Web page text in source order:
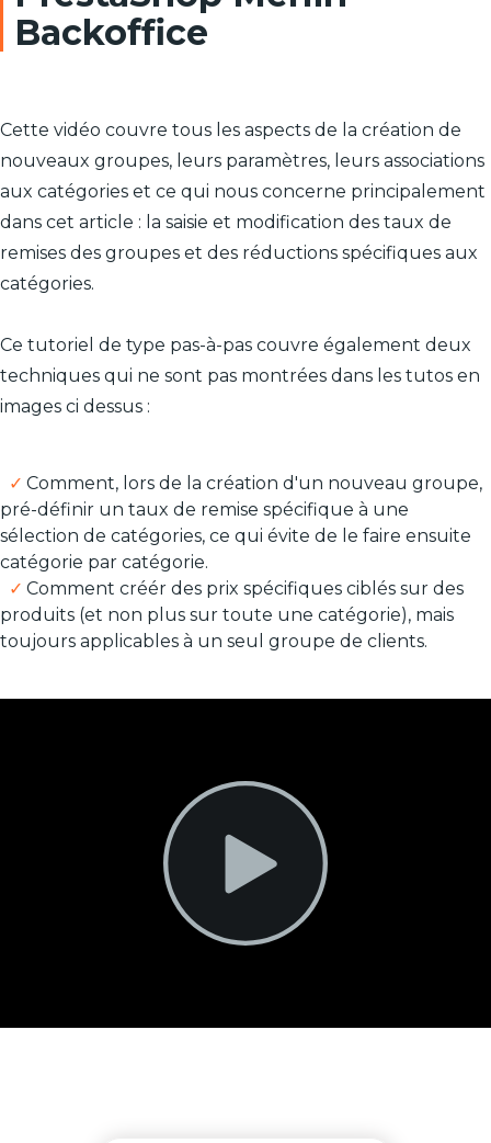
Backoffice
Cette vidéo couvre tous les aspects de la création de
nouveaux groupes, leurs paramètres, leurs associations
aux catégories et ce qui nous concerne principalement
dans cet article : la saisie et modification des taux de
remises des groupes et des réductions spécifiques aux
catégories.
Ce tutoriel de type pas-à-pas couvre également deux
techniques qui ne sont pas montrées dans les tutos en
images ci dessus :
Comment, lors de la création d'un nouveau groupe,
pré-définir un taux de remise spécifique à une
sélection de catégories, ce qui évite de le faire ensuite
catégorie par catégorie.
Comment créér des prix spécifiques ciblés sur des
produits (et non plus sur toute une catégorie), mais
toujours applicables à un seul groupe de clients.